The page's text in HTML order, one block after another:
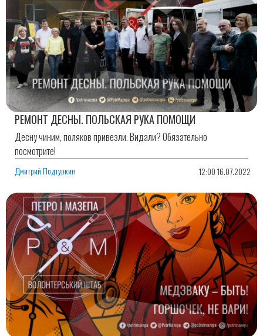
РЕМОНТ ДЕСНЫ. ПОЛЬСКАЯ РУКА ПОМОЩИ
Десну чиним, поляков привезли. Видали? Обязательно
посмотрите!
Дмитрий Подтуркин 12:00 16.07.2022